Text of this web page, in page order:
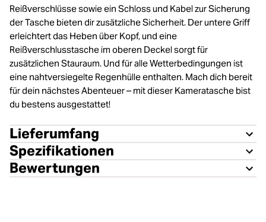
Reißverschlüsse sowie ein Schloss und Kabel zur Sicherung
der Tasche bieten dir zusätzliche Sicherheit. Der untere Griff
erleichtert das Heben über Kopf, und eine
Reißverschlusstasche im oberen Deckel sorgt für
zusätzlichen Stauraum. Und für alle Wetterbedingungen ist
eine nahtversiegelte Regenhülle enthalten. Mach dich bereit
für dein nächstes Abenteuer – mit dieser Kameratasche bist
du bestens ausgestattet!
Lieferumfang
Spezifikationen
Bewertungen